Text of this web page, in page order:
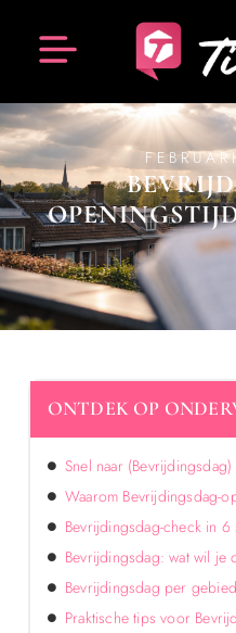
ONTDEK OP
Snel naar (Bevrijdingsdag)
Waarom Bevrijdingsdag-
Bevrijdingsdag-check in
Bevrijdingsdag: wat wil je
Bevrijdingsdag per
Praktische tips voor